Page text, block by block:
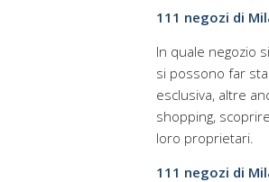
111 negozi di
In quale negozio
si possono far
esclusiva, altre
shopping,
loro proprietari.
111 negozi di